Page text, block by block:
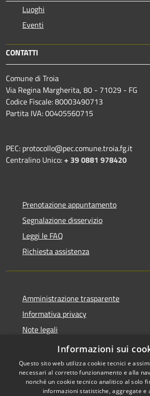
Luoghi
Eventi
CONTATTI
Comune di Troia
Via Regina Margherita, 80 - 71029 - FG
Codice Fiscale: 80003490713
Partita IVA: 00405560715
PEC: protocollo@pec.comune.troia.fg.it
Centralino Unico:+ 39 0881 978420
Prenotazione appuntamento
Segnalazione disservizio
Leggi le FAQ
Richiesta assistenza
Amministrazione trasparente
Informativa privacy
Note legali
Dichiarazione di accessibilità
Copyright
Informazioni sui
Questo sito web utilizza cookie tecnici e
necessari al corretto funzionamento e alla
nonché un cookie tecnico analitico al solo
informazioni statistiche, aggregate e